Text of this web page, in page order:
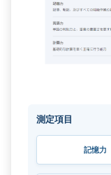
測定項目
記憶力